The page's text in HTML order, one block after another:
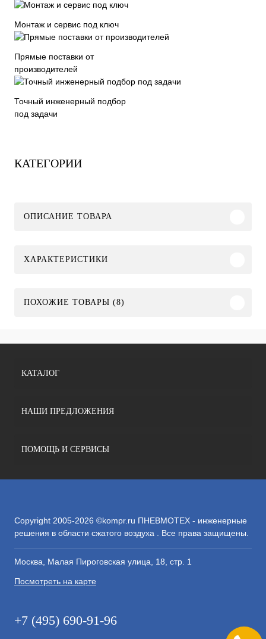
Монтаж и сервис под ключ
Прямые поставки от
производителей
Точный инженерный подбор
под задачи
КАТЕГОРИИ
ОПИСАНИЕ ТОВАРА
ХАРАКТЕРИСТИКИ
ПОХОЖИЕ ТОВАРЫ (8)
КАТАЛОГ
НАШИ ПРЕДЛОЖЕНИЯ
ПОМОЩЬ И СЕРВИСЫ
Copyright 2005-2026 ©kompr.ru ПНЕВМОТЕХ - инженерные
решения в области сжатого воздуха . Все права защищены.
Москва, Малая Пироговская улица, 18, стр. 1
Посмотреть на карте
+7 (495) 690-91-96